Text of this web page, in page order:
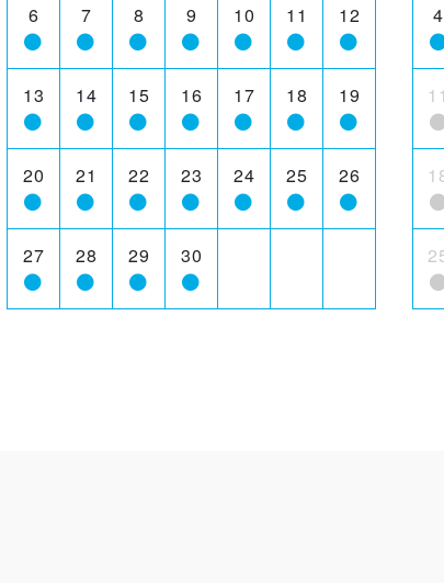
6 7 8 9 10 11 12
13 14 15 16 17 18 19
20 21 22 23 24 25 26
27 28 29 30
4
11